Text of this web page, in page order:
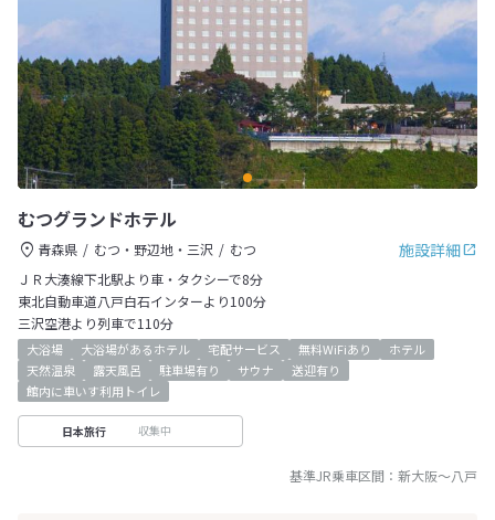
むつグランドホテル
施設詳細
青森県 むつ・野辺地・三沢
むつ
ＪＲ大湊線下北駅より車・タクシーで8分
東北自動車道八戸白石インターより100分
三沢空港より列車で110分
大浴場 大浴場があるホテル 宅配サービス 無料WiFiあり
ホテル
天然温泉
露天風呂 駐車場有り サウナ
送迎有り
館内に車いす利用トイレ
日本旅行 収集中
基準JR乗車区間： 新大阪～八戸